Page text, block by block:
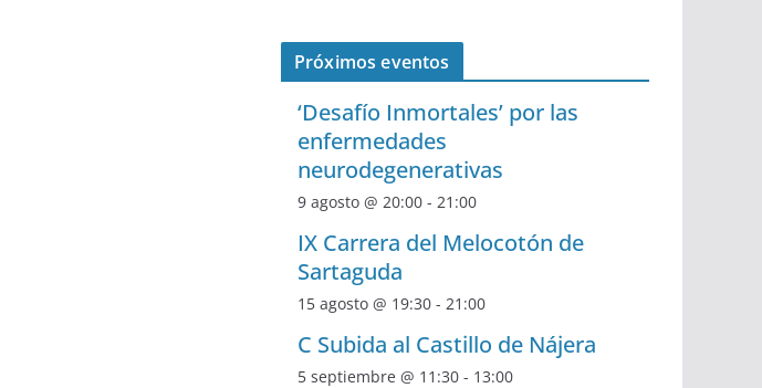
Próximos eventos
‘Desafío Inmortales’ por las
enfermedades
neurodegenerativas
9 agosto @ 20:00 - 21:00
IX Carrera del Melocotón de
Sartaguda
15 agosto @ 19:30 - 21:00
C Subida al Castillo de Nájera
5 septiembre @ 11:30 - 13:00